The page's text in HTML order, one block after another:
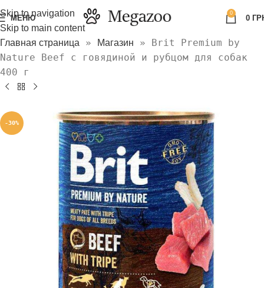
Skip to navigation
Skip to main content
МЕНЮ
0
0
Главная страница » Магазин » Brit Premium by
Nature Beef с говядиной и рубцом для собак
400 г
-30%